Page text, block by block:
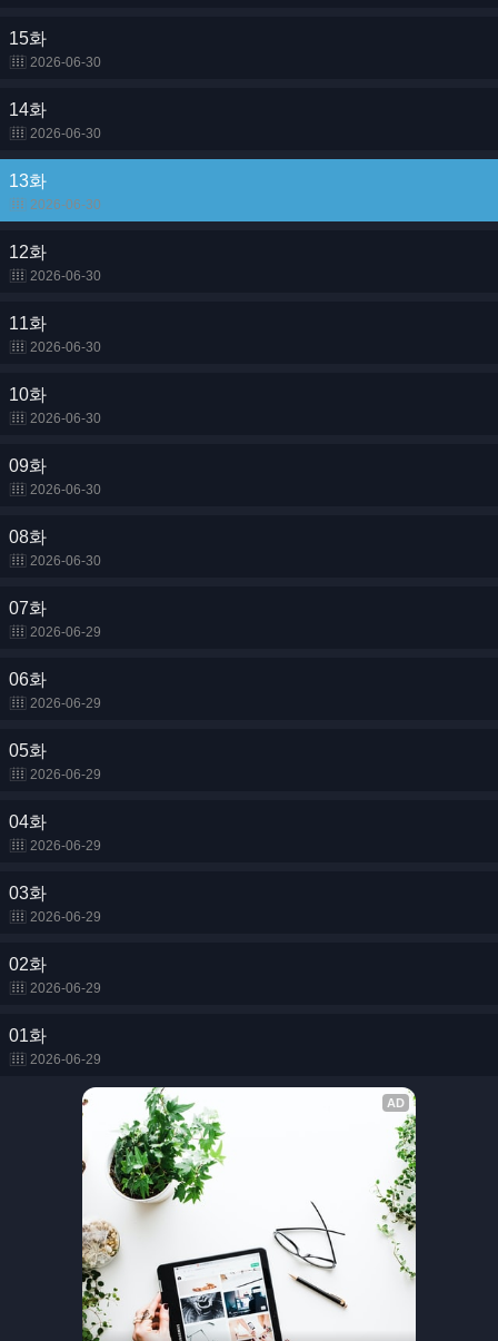
15화
2026-06-30
14화
2026-06-30
13화
2026-06-30
12화
2026-06-30
11화
2026-06-30
10화
2026-06-30
09화
2026-06-30
08화
2026-06-30
07화
2026-06-29
06화
2026-06-29
05화
2026-06-29
04화
2026-06-29
03화
2026-06-29
02화
2026-06-29
01화
2026-06-29